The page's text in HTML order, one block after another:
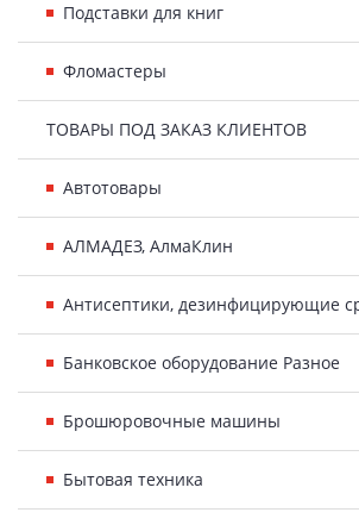
Подставки для книг
Фломастеры
ТОВАРЫ ПОД ЗАКАЗ КЛИЕНТОВ
Автотовары
АЛМАДЕЗ, АлмаКлин
Антисептики, дезинфицирующие
Банковское оборудование Разное
Брошюровочные машины
Бытовая техника